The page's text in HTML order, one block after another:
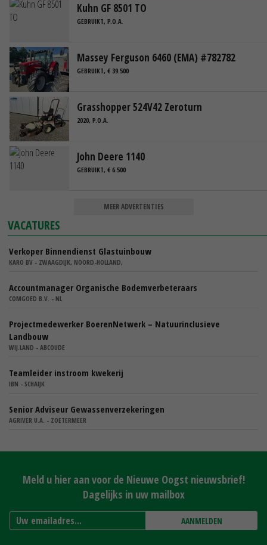
Kuhn GF 8501 TO
GEBRUIKT, P.O.A.
Massey Ferguson 6460 (EMA) #782782
GEBRUIKT, € 39.500
Grasshopper 524V42 Zeroturn
2020, P.O.A.
John Deere 1140
GEBRUIKT, € 6.500
MEER ADVERTENTIES
VACATURES
Verkoper Binnendienst Glastuinbouw
KARO BV - ZWAAGDIJK, NOORD-HOLLAND,
Accountmanager Organische Bodemverbeteraars
COMGOED B.V. - NL
Projectmedewerker BoerenNetwerk – Natuurinclusieve
Landbouw
WIJ.LAND - ABCOUDE
Teamleider instroom kwekerij
IBN - SCHAIJK
Senior Adviseur Gewassenverzekeringen
AGRIVER U.A. - ZOETERMEER
Meld u hier aan voor de Nieuwe Oogst nieuwsbrief!
Dagelijks in uw mailbox
AANMELDEN